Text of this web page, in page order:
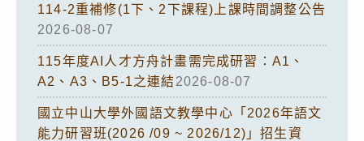
114-2重補修(1下、2下課程)上課時間調整公告
2026-08-07
115年度AI人才方舟計畫需完成研習：A1、
A2、A3、B5-1之連結2026-08-07
國立中山大學外國語文教學中心「2026年語文
能力研習班(2026 /09 ~ 2026/12)」招生資